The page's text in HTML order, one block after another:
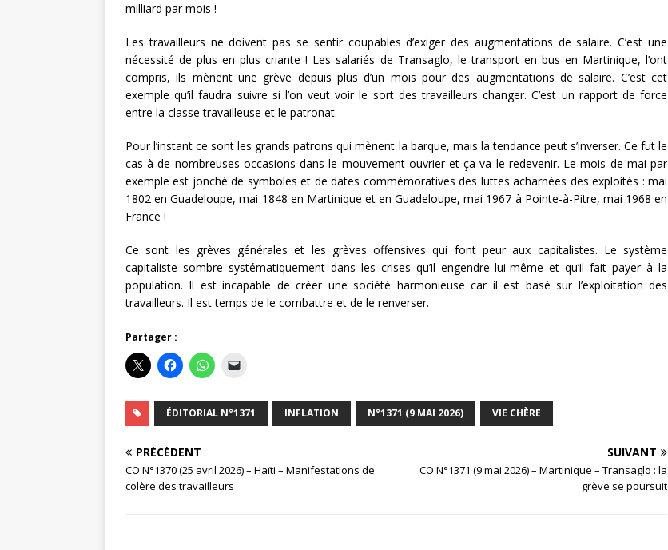
milliard par mois !
Les travailleurs ne doivent pas se sentir coupables d’exiger des augmentations de salaire. C’est une
nécessité de plus en plus criante ! Les salariés de Transaglo, le transport en bus en Martinique, l’ont
compris, ils mènent une grève depuis plus d’un mois pour des augmentations de salaire. C’est cet
exemple qu’il faudra suivre si l’on veut voir le sort des travailleurs changer. C’est un rapport de force
entre la classe travailleuse et le patronat.
Pour l’instant ce sont les grands patrons qui mènent la barque, mais la tendance peut s’inverser. Ce fut le
cas à de nombreuses occasions dans le mouvement ouvrier et ça va le redevenir. Le mois de mai par
exemple est jonché de symboles et de dates commémoratives des luttes acharnées des exploités : mai
1802 en Guadeloupe, mai 1848 en Martinique et en Guadeloupe, mai 1967 à Pointe-à-Pitre, mai 1968 en
France !
Ce sont les grèves générales et les grèves offensives qui font peur aux capitalistes. Le système
capitaliste sombre systématiquement dans les crises qu’il engendre lui-même et qu’il fait payer à la
population. Il est incapable de créer une société harmonieuse car il est basé sur l’exploitation des
travailleurs. Il est temps de le combattre et de le renverser.
Partager :
ÉDITORIAL N°1371 INFLATION N°1371 (9 MAI 2026) VIE CHÈRE
PRÉCÉDENT
CO N°1370 (25 avril 2026) – Haïti – Manifestations de
colère des travailleurs
SUIVANT
CO N°1371 (9 mai 2026) – Martinique – Transaglo : la
grève se poursuit